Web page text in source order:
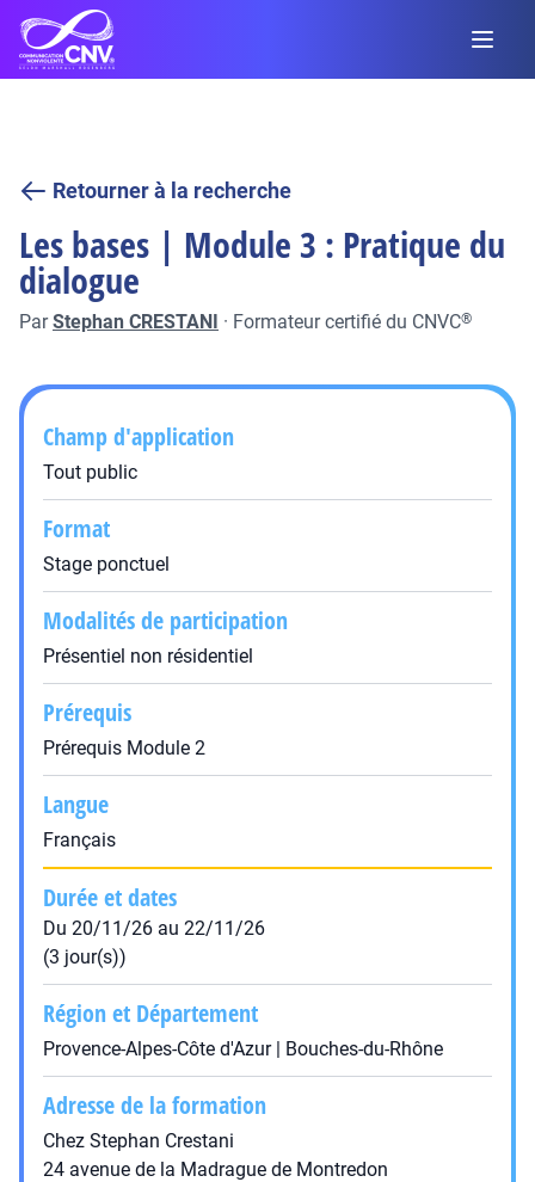
Retourner à la recherche
Les bases | Module 3 : Pratique du
dialogue
ParStephan CRESTANI · Formateur certifié du CNVC®
Champ d'application
Tout public
Format
Stage ponctuel
Modalités de participation
Présentiel non résidentiel
Prérequis
Prérequis Module 2
Langue
Français
Durée et dates
Du 20/11/26 au 22/11/26
(3 jour(s))
Région et Département
Provence-Alpes-Côte d'Azur | Bouches-du-Rhône
Adresse de la formation
Chez Stephan Crestani
24 avenue de la Madrague de Montredon